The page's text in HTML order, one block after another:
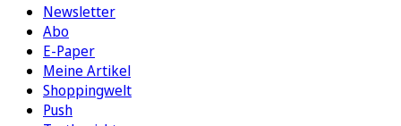
Newsletter
Abo
E-Paper
Meine Artikel
Shoppingwelt
Push